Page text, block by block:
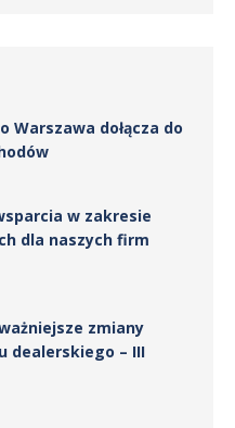
Warszawa dołącza do
w zakresie
dla naszych firm
zmiany
dealerskiego – III